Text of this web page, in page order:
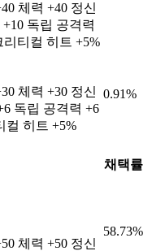
체력 +40 정신
독립 공격력
티컬 히트 +5%
체력 +30 정신
독립 공격력 +6
컬 히트 +5%
0.91%
채택률
체력 +50 정신
58.73%